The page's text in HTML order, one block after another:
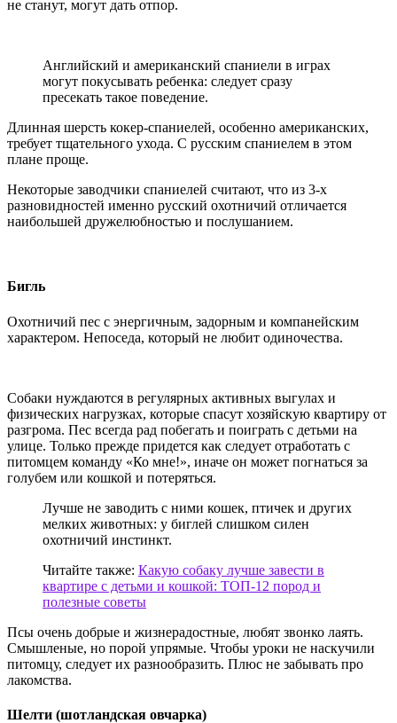
не станут, могут дать отпор.
Английский и американский спаниели в играх
могут покусывать ребенка: следует сразу
пресекать такое поведение.
Длинная шерсть кокер-спаниелей, особенно американских,
требует тщательного ухода. С русским спаниелем в этом
плане проще.
Некоторые заводчики спаниелей считают, что из 3-х
разновидностей именно русский охотничий отличается
наибольшей дружелюбностью и послушанием.
Бигль
Охотничий пес с энергичным, задорным и компанейским
характером. Непоседа, который не любит одиночества.
Собаки нуждаются в регулярных активных выгулах и
физических нагрузках, которые спасут хозяйскую квартиру от
разгрома. Пес всегда рад побегать и поиграть с детьми на
улице. Только прежде придется как следует отработать с
питомцем команду «Ко мне!», иначе он может погнаться за
голубем или кошкой и потеряться.
Лучше не заводить с ними кошек, птичек и других
мелких животных: у биглей слишком силен
охотничий инстинкт.
Читайте также: Какую собаку лучше завести в
квартире с детьми и кошкой: ТОП-12 пород и
полезные советы
Псы очень добрые и жизнерадостные, любят звонко лаять.
Смышленые, но порой упрямые. Чтобы уроки не наскучили
питомцу, следует их разнообразить. Плюс не забывать про
лакомства.
Шелти (шотландская овчарка)